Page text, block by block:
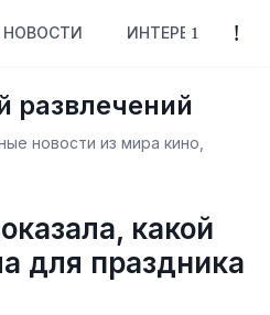
НОВОСТИ ИНТЕРЕСНОЕ
развлечений
новости из мира кино,
какой
для праздника